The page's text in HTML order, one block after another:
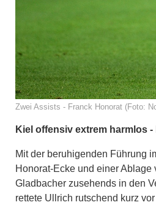
Zwei Assists - Franck Honorat (Foto:
Kiel offensiv extrem harmlos
Mit der beruhigenden Führung
Honorat-Ecke und einer
Gladbacher zusehends in den
rettete Ullrich rutschend kurz